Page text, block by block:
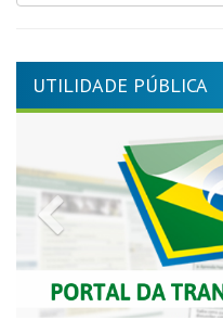
UTILIDADE PÚBLICA
Previous